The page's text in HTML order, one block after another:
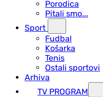
Porodica
Pitali smo...
Sport
Fudbal
Košarka
Tenis
Ostali sportovi
Arhiva
TV PROGRAM